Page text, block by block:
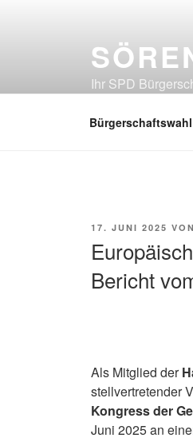
Ihr SPD
Bürgerschaftswahl
VERÖFFENTLICHT
17. JUNI 2025 VON
Bericht
Als Mitglied der
stellvertretender
Kongress der
Juni 2025 an